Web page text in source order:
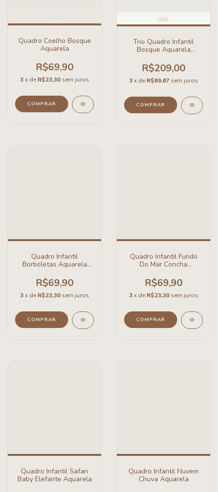
Quadro Coelho Bosque
Aquarela
R$69,90
3x de R$23,30 sem juros
COMPRAR
Trio Quadro Infantil
Bosque Aquarela
R$209,00
3x de R$69,67 sem juros
COMPRAR
Quadro Infantil
Borboletas Aquarela
R$69,90
3x de R$23,30 sem juros
COMPRAR
Quadro Infantil Fundo
Do Mar Concha
R$69,90
3x de R$23,30 sem juros
COMPRAR
Quadro Infantil Safari
Baby Elefante Aquarela
Quadro Infantil Nuvem
Chuva Aquarela